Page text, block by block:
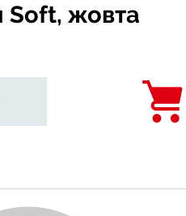
Soft, жовта